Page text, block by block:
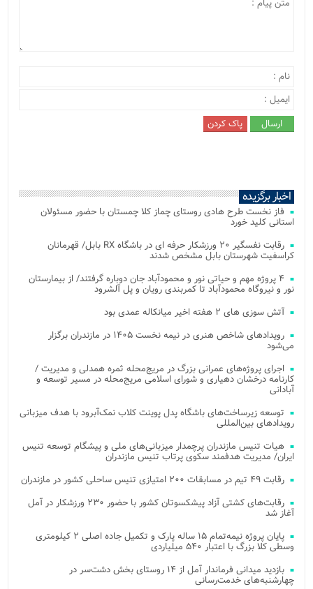
اخبار برگزیده
فاز نخست طرح هادی روستای چماز کلا چمستان با حضور مسئولان
استانی کلید خورد
رقابت نفسگیر ۲۰ ورزشکار حرفه ای در باشگاه RX بابل/ قهرمانان
کراسفیت شهرستان بابل مشخص شدند
۴ پروژه مهم و حیاتی نور و محمودآباد جان دوباره گرفتند/ از بیمارستان
نور و نیروگاه محمودآباد تا کمربندی رویان و پل آلشرود
آتش‌ سوزی‌ های ۲ هفته اخیر میانکاله عمدی بود
رویدادهای شاخص هنری در نیمه نخست ۱۴۰۵ در مازندران برگزار
می‌شود
اجرای پروژه‌های عمرانی بزرگ در مریج‌محله ثمره همدلی و مدیریت /
کارنامه درخشان دهیاری و شورای اسلامی مریج‌محله در مسیر توسعه و
آبادانی
توسعه زیرساخت‌های باشگاه پدل پوینت کلاب نمک‌آبرود با هدف میزبانی
رویدادهای بین‌المللی
هیات تنیس مازندران پرچمدار میزبانی‌های ملی و پیشگام توسعه تنیس
ایران/ مدیریت هدفمند سکوی پرتاب تنیس مازندران
رقابت ۴۹ تیم در مسابقات ۲۰۰ امتیازی تنیس ساحلی کشور در مازندران
رقابت‌های کشتی آزاد پیشکسوتان کشور با حضور ۲۳۰ ورزشکار در آمل
آغاز شد
پایان پروژه نیمه‌تمام ۱۵ ساله پارک و تکمیل جاده اصلی ۲ کیلومتری
وسطی کلا بزرگ با اعتبار ۵۴۰ میلیاردی
بازدید میدانی فرماندار آمل از ۱۴ روستای بخش دشت‌سر در
چهارشنبه‌های خدمت‌رسانی